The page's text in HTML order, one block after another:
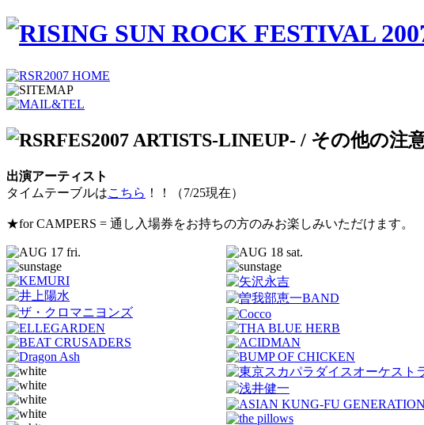
出演アーティスト
タイムテーブルはこちら ！！（7/25現在）
★for CAMPERS = 通し入場券をお持ちの方のみお楽しみいただけます。